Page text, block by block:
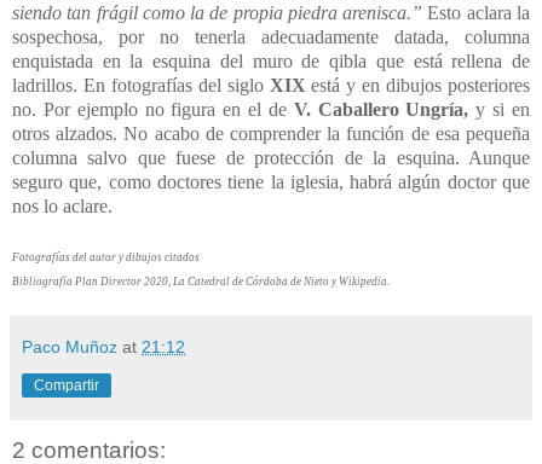
siendo tan frágil como la de propia piedra arenisca.” Esto aclara la
sospechosa, por no tenerla adecuadamente datada, columna
enquistada en la esquina del muro de qibla que está rellena de
ladrillos. En fotografías del siglo XIXestá y en dibujos posteriores
no. Por ejemplo no figura en el de V. Caballero Ungría, y si en
otros alzados. No acabo de comprender la función de esa pequeña
columna salvo que fuese de protección de la esquina. Aunque
seguro que, como doctores tiene la iglesia, habrá algún doctor que
nos lo aclare.
Fotografías del autor y dibujos citados
Bibliografía Plan Director 2020, La Catedral de Córdoba de Nieto y Wikipedia.
Paco Muñoz at 21:12
Compartir
2 comentarios: